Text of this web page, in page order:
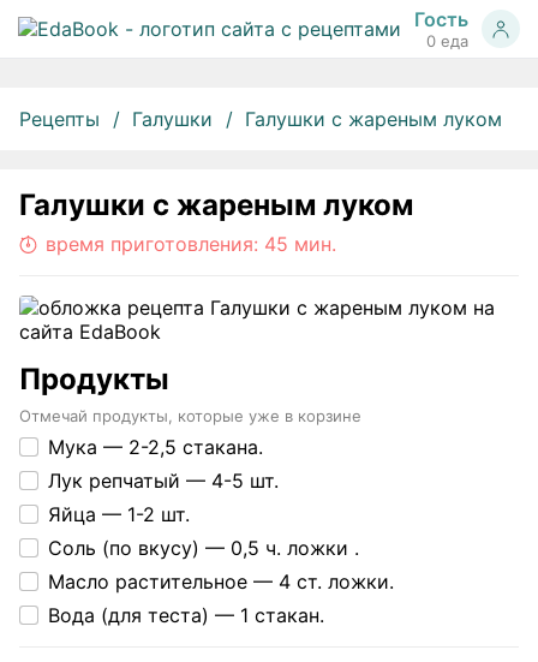
Гость
0 еда
Рецепты Галушки Галушки с жареным луком
Галушки с жареным луком
время приготовления: 45 мин.
Продукты
Отмечай продукты, которые уже в корзине
Мука — 2-2,5 стакана.
Лук репчатый — 4-5 шт.
Яйца — 1-2 шт.
Соль (по вкусу) — 0,5 ч. ложки .
Масло растительное — 4 ст. ложки.
Вода (для теста) — 1 стакан.